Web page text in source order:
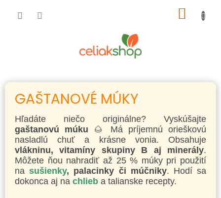
KOŠÍK
GAŠTANOVÉ MÚKY
Hľadáte niečo originálne? Vyskúšajte
gaštanovú múku 🌰 Má príjemnú orieškovú
nasladlú chuť a krásne vonia. Obsahuje
vlákninu, vitamíny skupiny B aj minerály.
Môžete ňou nahradiť až 25 % múky pri použití
nasušienky, palacinky či múčniky. Hodí sa
dokonca aj na chlieb a talianske recepty.